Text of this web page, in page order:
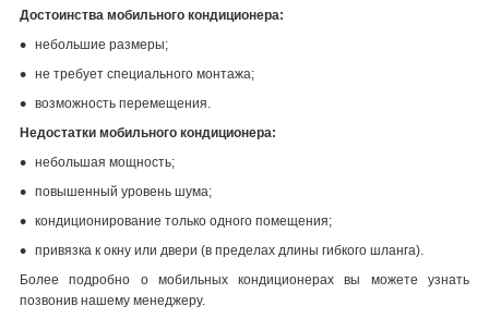
Достоинства мобильного кондиционера:
небольшие размеры;
не требует специального монтажа;
возможность перемещения.
Недостатки мобильного кондиционера:
небольшая мощность;
повышенный уровень шума;
кондиционирование только одного помещения;
привязка к окну или двери (в пределах длины гибкого шланга).
Более подробно о мобильных кондиционерах вы можете узнать
позвонив нашему менеджеру.